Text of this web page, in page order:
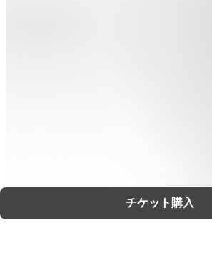
チケット購入
サポート利用規約プライバシーポリシー